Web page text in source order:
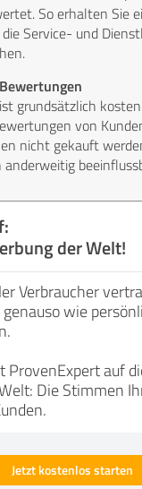
So erhalten Sie
die Service- und
grundsätzlich
von
nicht gekauft
der Welt!
Verbraucher
wie
ProvenExpert auf
Die Stimmen
Jetzt kostenlos starten